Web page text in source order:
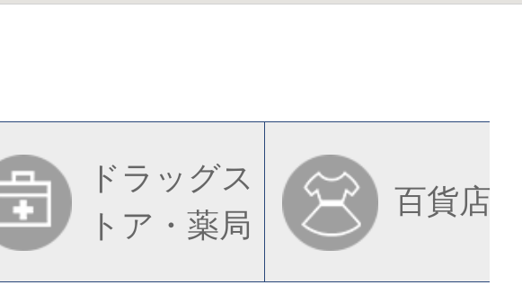
ドラッグス
トア・薬局
百貨店